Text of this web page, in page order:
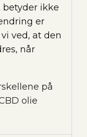
ikke
er
ved, at den
når
på
olie